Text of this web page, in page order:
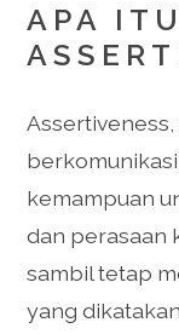
APA ITU
kemampuan
dan perasaan
sambil tetap
yang